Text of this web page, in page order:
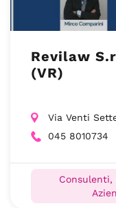
Revilaw
(VR)
Via Venti
045 8010734
Consulenti,